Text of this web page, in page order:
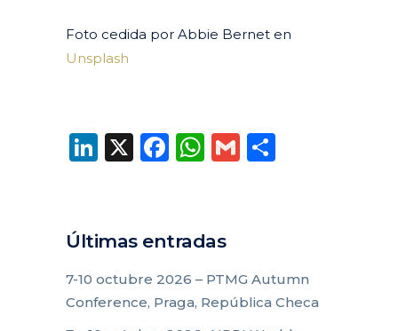
Foto cedida por Abbie Bernet en
Unsplash
LinkedIn
X Facebook
WhatsApp
Gmail
Últimas entradas
7-10 octubre 2026 – PTMG Autumn
Conference, Praga, República Checa